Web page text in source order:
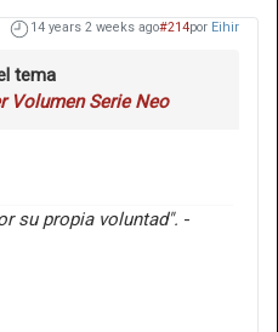
14 years 2 weeks ago#214por Eihir
tema
Volumen Serie Neo
su propia voluntad". -